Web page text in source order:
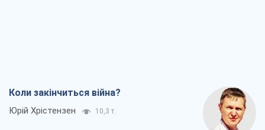
Коли закінчиться війна?
Юрій Хрістензен 10,3 т.